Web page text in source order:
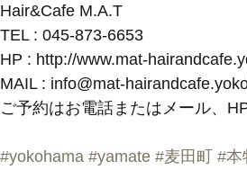
Hair&Cafe M.A.T
TEL : 045-873-6653
HP : http://www.mat-
MAIL : info@mat-
ご予約はお電話またはメール、
#yokohama #yamate #麦田町 #本